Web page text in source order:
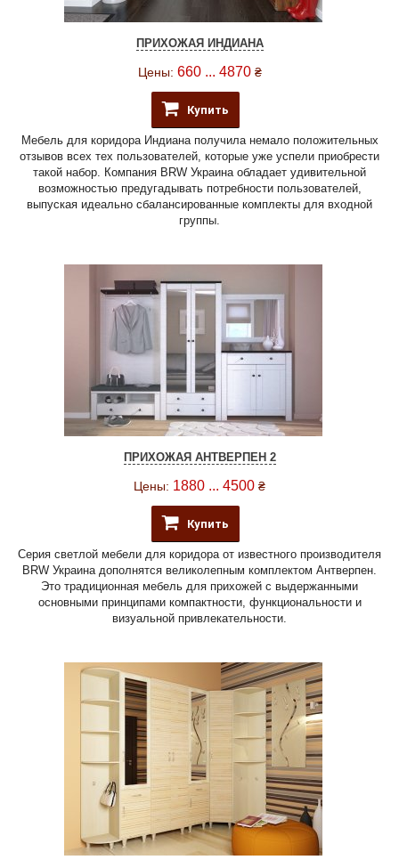
ПРИХОЖАЯ ИНДИАНА
Цены: 660 ... 4870 ₴
Купить
Мебель для коридора Индиана получила немало положительных
отзывов всех тех пользователей, которые уже успели приобрести
такой набор. Компания BRW Украина обладает удивительной
возможностью предугадывать потребности пользователей,
выпуская идеально сбалансированные комплекты для входной
группы.
ПРИХОЖАЯ АНТВЕРПЕН 2
Цены: 1880 ... 4500 ₴
Купить
Серия светлой мебели для коридора от известного производителя
BRW Украина дополнятся великолепным комплектом Антверпен.
Это традиционная мебель для прихожей с выдержанными
основными принципами компактности, функциональности и
визуальной привлекательности.